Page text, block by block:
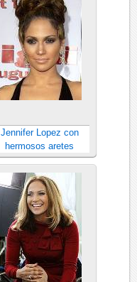
Jennifer Lopez con
hermosos aretes